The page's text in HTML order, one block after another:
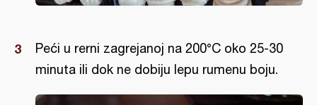
Peći u rerni zagrejanoj na 200°C oko 25-30
minuta ili dok ne dobiju lepu rumenu boju.